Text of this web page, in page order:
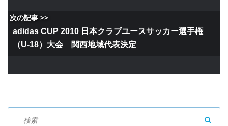
次の記事 >>
adidas CUP 2010 日本クラブユースサッカー選手権
（U-18）大会 関西地域代表決定